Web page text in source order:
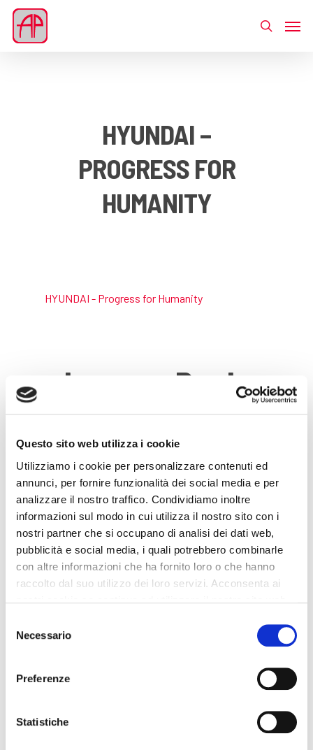
Questo sito web utilizza i cookie
Utilizziamo i cookie per personalizzare contenuti ed
annunci, per fornire funzionalità dei social media e per
analizzare il nostro traffico. Condividiamo inoltre
informazioni sul modo in cui utilizza il nostro sito con i
nostri partner che si occupano di analisi dei dati web,
pubblicità e social media, i quali potrebbero combinarle
con altre informazioni che ha fornito loro o che hanno
raccolto dal suo utilizzo dei loro servizi. Acconsenta ai
delNecessario
Preferenze
Statistiche
HYUNDAI –
PROGRESS FOR
HUMANITY
HYUNDAI - Progress for Humanity
Leave a Reply
Name
Email